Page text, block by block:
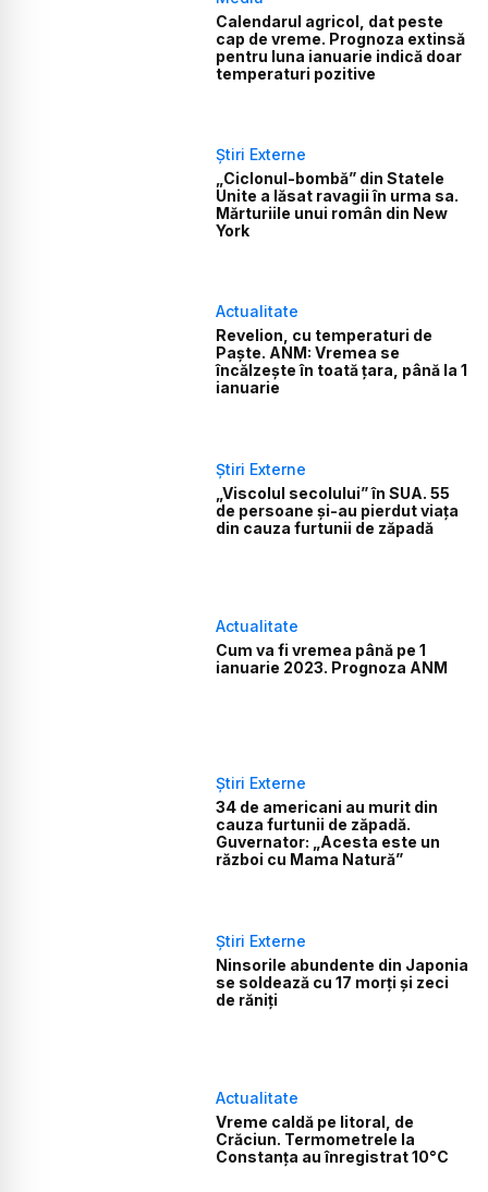
Calendarul agricol, dat peste
cap de vreme. Prognoza extinsă
pentru luna ianuarie indică doar
temperaturi pozitive
Știri Externe
„Ciclonul-bombă” din Statele
Unite a lăsat ravagii în urma sa.
Mărturiile unui român din New
York
Actualitate
Revelion, cu temperaturi de
Paște. ANM: Vremea se
încălzește în toată țara, până la 1
ianuarie
Știri Externe
„Viscolul secolului” în SUA. 55
de persoane și-au pierdut viața
din cauza furtunii de zăpadă
Actualitate
Cum va fi vremea până pe 1
ianuarie 2023. Prognoza ANM
Știri Externe
34 de americani au murit din
cauza furtunii de zăpadă.
Guvernator: „Acesta este un
război cu Mama Natură”
Știri Externe
Ninsorile abundente din Japonia
se soldează cu 17 morți și zeci
de răniți
Actualitate
Vreme caldă pe litoral, de
Crăciun. Termometrele la
Constanța au înregistrat 10°C